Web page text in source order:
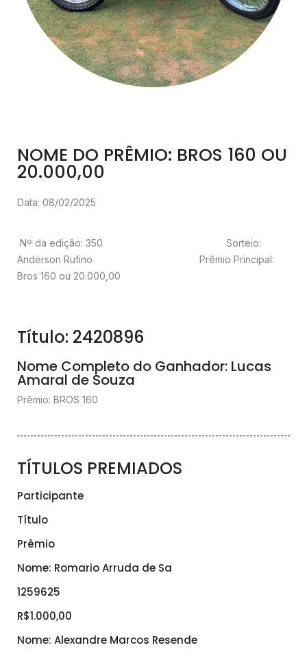
NOME DO PRÊMIO: BROS 160 OU
20.000,00
Data: 08/02/2025
Nº da edição: 350 Sorteio:
Anderson Rufino Prêmio Principal:
Bros 160 ou 20.000,00
Título: 2420896
Nome Completo do Ganhador: Lucas
Amaral de Souza
Prêmio: BROS 160
TÍTULOS PREMIADOS
Participante
Título
Prêmio
Nome: Romario Arruda de Sa
1259625
R$1.000,00
Nome: Alexandre Marcos Resende